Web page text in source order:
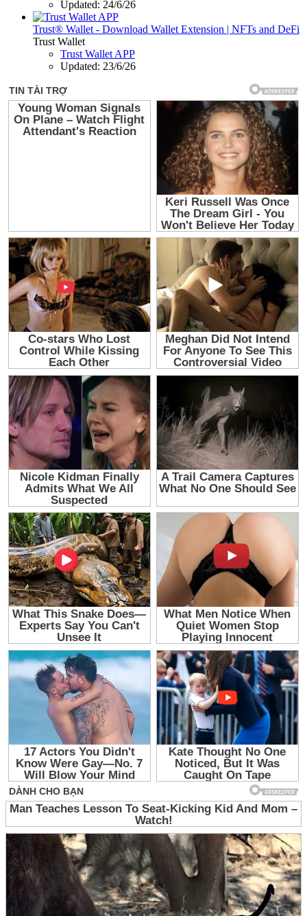
Updated: 24/6/26
Trust® Wallet - Download Wallet Extension | NFTs and DeFi
Trust Wallet
Trust Wallet APP
Updated: 23/6/26